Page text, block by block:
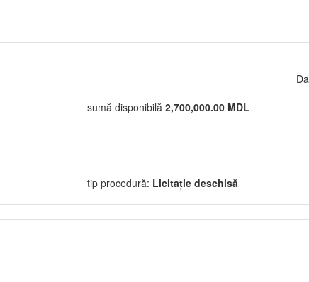
sumă disponibilă 2,700,000.00 MDL
tip procedură: Licitație deschisă